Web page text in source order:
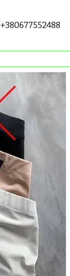
+380677552488